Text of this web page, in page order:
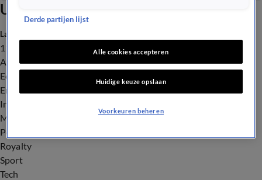
Uitzendingen
Laatste nieuws
112
Advies & Tips
Economie
Entertainment
Infrastructuur
Milieu en Gezondheid
Politiek
Royalty
Sport
Tech
Derde partijen lijst
Alle cookies accepteren
Huidige keuze opslaan
Voorkeuren beheren